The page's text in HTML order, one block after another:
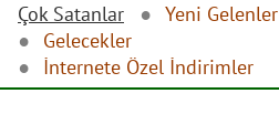
Çok Satanlar
Yeni Gelenler
Gelecekler
İnternete Özel İndirimler